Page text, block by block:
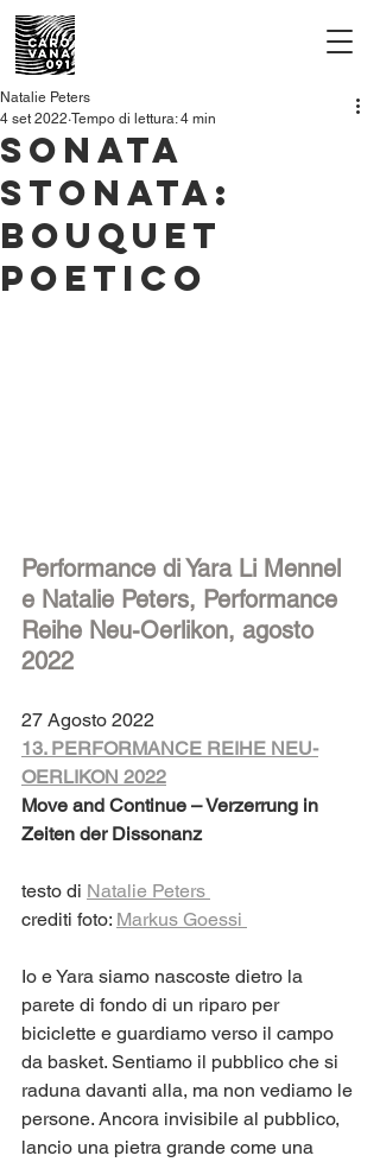
Sonata
Stonata:
bouquet
poetico
Natalie Peters
4 set 2022 Tempo di lettura: 4 min
Performance di Yara Li Mennel
e Natalie Peters, Performance
Reihe Neu-Oerlikon, agosto
2022
27 Agosto 2022
13. PERFORMANCE REIHE NEU-
OERLIKON 2022
Move and Continue – Verzerrung in
Zeiten der Dissonanz
testo di Natalie Peters
crediti foto: Markus Goessi
Io e Yara siamo nascoste dietro la
parete di fondo di un riparo per
biciclette e guardiamo verso il campo
da basket. Sentiamo il pubblico che si
raduna davanti alla, ma non vediamo le
persone. Ancora invisibile al pubblico,
lancio una pietra grande come una